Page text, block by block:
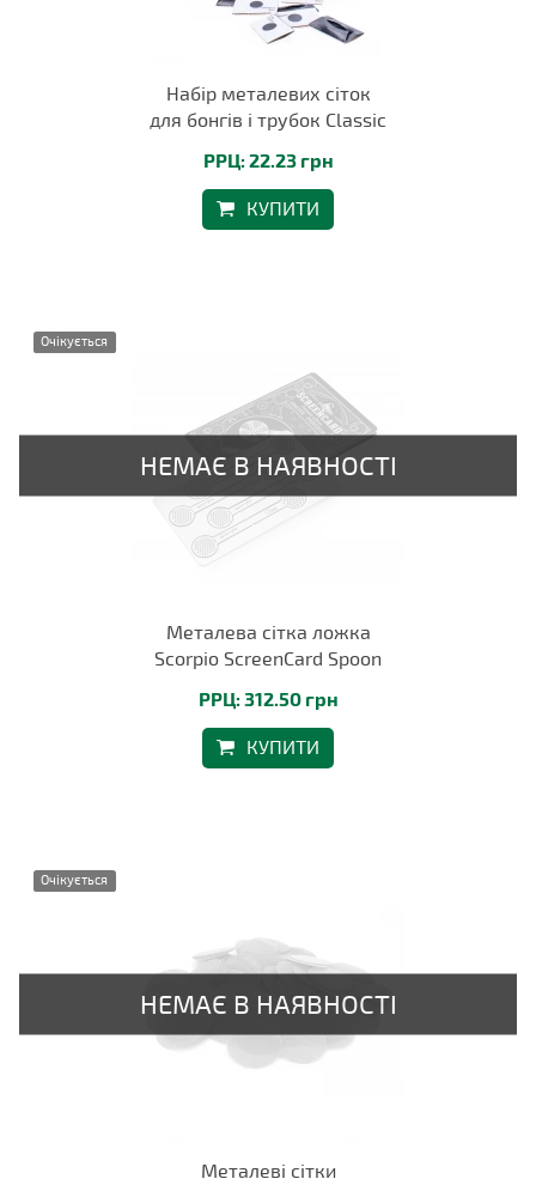
Набір металевих сіток
для бонгів і трубок Classic
РРЦ: 22.23 грн
КУПИТИ
Очікується
Металева сітка ложка
Scorpio ScreenCard Spoon
РРЦ: 312.50 грн
КУПИТИ
Очікується
Металеві сітки